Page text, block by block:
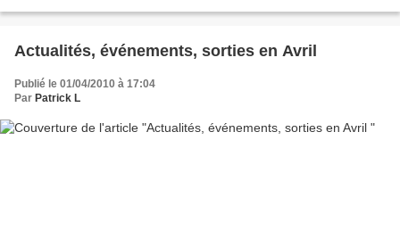
Actualités, événements, sorties en Avril
Publié le 01/04/2010 à 17:04
Par Patrick L